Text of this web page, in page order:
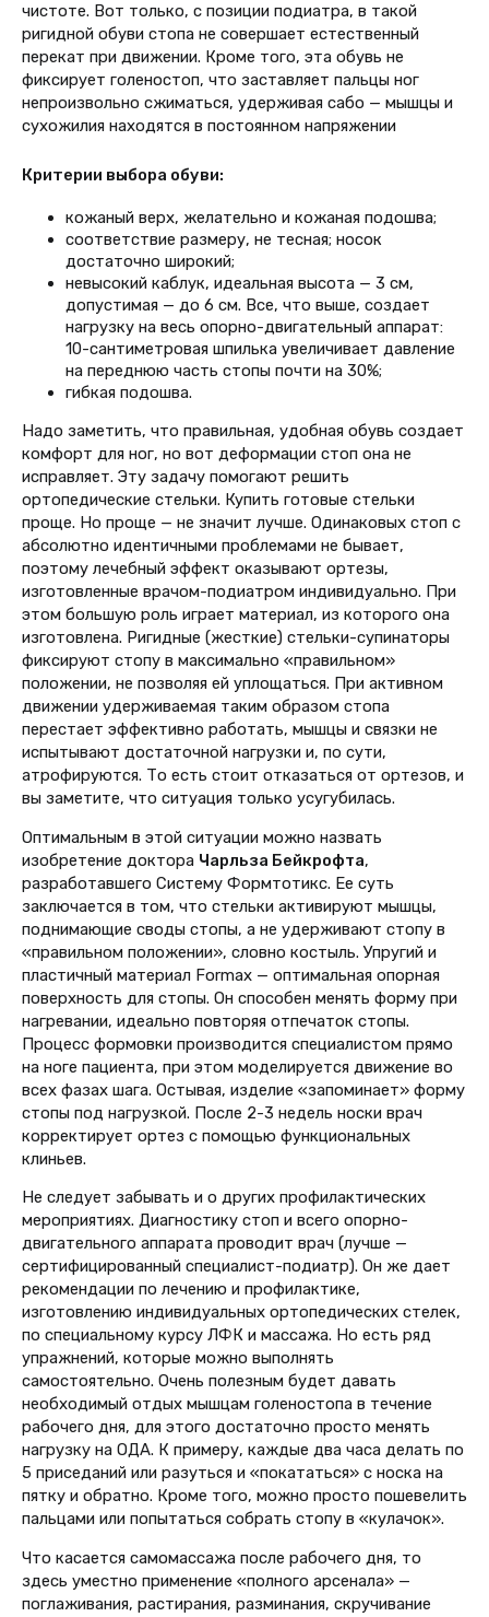
чистоте. Вот только, с позиции подиатра, в такой
ригидной обуви стопа не совершает естественный
перекат при движении. Кроме того, эта обувь не
фиксирует голеностоп, что заставляет пальцы ног
непроизвольно сжиматься, удерживая сабо — мышцы и
сухожилия находятся в постоянном напряжении
Критерии выбора обуви:
кожаный верх, желательно и кожаная подошва;
соответствие размеру, не тесная; носок
достаточно широкий;
невысокий каблук, идеальная высота — 3 см,
допустимая — до 6 см. Все, что выше, создает
нагрузку на весь опорно-двигательный аппарат:
10-сантиметровая шпилька увеличивает давление
на переднюю часть стопы почти на 30%;
гибкая подошва.
Надо заметить, что правильная, удобная обувь создает
комфорт для ног, но вот деформации стоп она не
исправляет. Эту задачу помогают решить
ортопедические стельки. Купить готовые стельки
проще. Но проще — не значит лучше. Одинаковых стоп с
абсолютно идентичными проблемами не бывает,
поэтому лечебный эффект оказывают ортезы,
изготовленные врачом-подиатром индивидуально. При
этом большую роль играет материал, из которого она
изготовлена. Ригидные (жесткие) стельки-супинаторы
фиксируют стопу в максимально «правильном»
положении, не позволяя ей уплощаться. При активном
движении удерживаемая таким образом стопа
перестает эффективно работать, мышцы и связки не
испытывают достаточной нагрузки и, по сути,
атрофируются. То есть стоит отказаться от ортезов, и
вы заметите, что ситуация только усугубилась.
Оптимальным в этой ситуации можно назвать
изобретение доктора Чарльза Бейкрофта,
разработавшего Систему Формтотикс. Ее суть
заключается в том, что стельки активируют мышцы,
поднимающие своды стопы, а не удерживают стопу в
«правильном положении», словно костыль. Упругий и
пластичный материал Formax — оптимальная опорная
поверхность для стопы. Он способен менять форму при
нагревании, идеально повторяя отпечаток стопы.
Процесс формовки производится специалистом прямо
на ноге пациента, при этом моделируется движение во
всех фазах шага. Остывая, изделие «запоминает» форму
стопы под нагрузкой. После 2-3 недель носки врач
корректирует ортез с помощью функциональных
клиньев.
Не следует забывать и о других профилактических
мероприятиях. Диагностику стоп и всего опорно-
двигательного аппарата проводит врач (лучше —
сертифицированный специалист-подиатр). Он же дает
рекомендации по лечению и профилактике,
изготовлению индивидуальных ортопедических стелек,
по специальному курсу ЛФК и массажа. Но есть ряд
упражнений, которые можно выполнять
самостоятельно. Очень полезным будет давать
необходимый отдых мышцам голеностопа в течение
рабочего дня, для этого достаточно просто менять
нагрузку на ОДА. К примеру, каждые два часа делать по
5 приседаний или разуться и «покататься» с носка на
пятку и обратно. Кроме того, можно просто пошевелить
пальцами или попытаться собрать стопу в «кулачок».
Что касается самомассажа после рабочего дня, то
здесь уместно применение «полного арсенала» —
поглаживания, растирания, разминания, скручивание